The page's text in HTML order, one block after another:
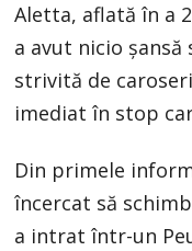
Aletta, aflată în a
a avut nicio
strivită de
imediat în stop
Din primele
încercat să
a intrat într-un